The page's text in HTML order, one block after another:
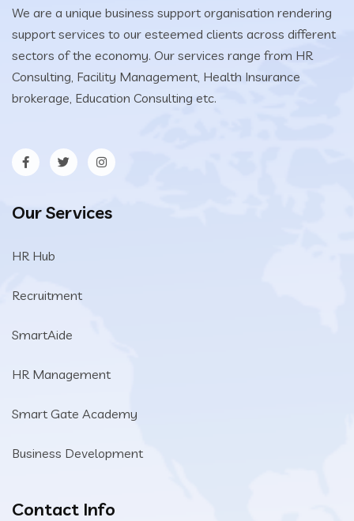
We are a unique business support organisation rendering
support services to our esteemed clients across different
sectors of the economy. Our services range from HR
Consulting, Facility Management, Health Insurance
brokerage, Education Consulting etc.
Our Services
HR Hub
Recruitment
SmartAide
HR Management
Smart Gate Academy
Business Development
Contact Info